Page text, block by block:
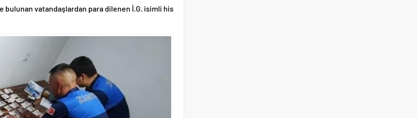
vatandaşlardan para dilenen İ.G. isimli his